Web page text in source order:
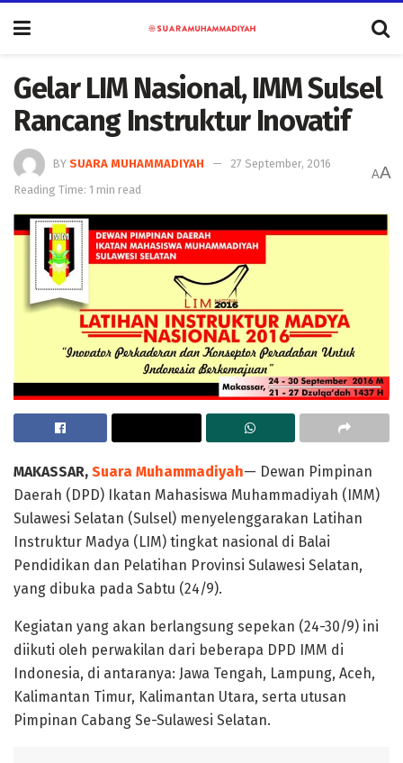
Gelar LIM Nasional, IMM Sulsel
Rancang Instruktur Inovatif
BY SUARA MUHAMMADIYAH
27 September, 2016
Reading Time: 1 min read
AA
MAKASSAR, Suara Muhammadiyah— Dewan Pimpinan
Daerah (DPD) Ikatan Mahasiswa Muhammadiyah (IMM)
Sulawesi Selatan (Sulsel) menyelenggarakan Latihan
Instruktur Madya (LIM) tingkat nasional di Balai
Pendidikan dan Pelatihan Provinsi Sulawesi Selatan,
yang dibuka pada Sabtu (24/9).
Kegiatan yang akan berlangsung sepekan (24-30/9) ini
diikuti oleh perwakilan dari beberapa DPD IMM di
Indonesia, di antaranya: Jawa Tengah, Lampung, Aceh,
Kalimantan Timur, Kalimantan Utara, serta utusan
Pimpinan Cabang Se-Sulawesi Selatan.